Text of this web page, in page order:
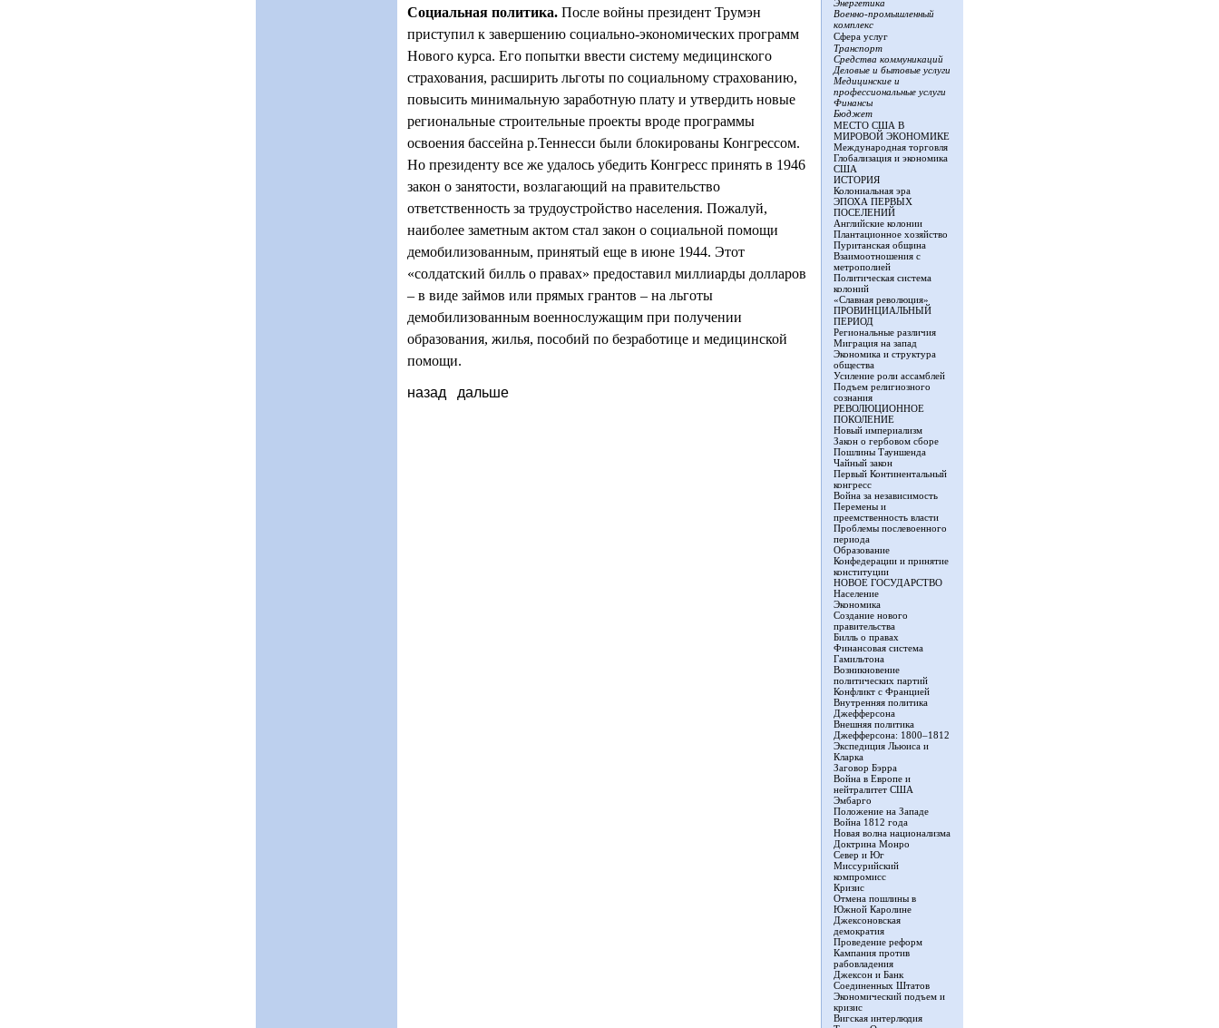
Социальная политика. После войны президент Трумэн
приступил к завершению социально-экономических программ
Нового курса. Его попытки ввести систему медицинского
страхования, расширить льготы по социальному страхованию,
повысить минимальную заработную плату и утвердить новые
региональные строительные проекты вроде программы
освоения бассейна р.Теннесси были блокированы Конгрессом.
Но президенту все же удалось убедить Конгресс принять в 1946
закон о занятости, возлагающий на правительство
ответственность за трудоустройство населения. Пожалуй,
наиболее заметным актом стал закон о социальной помощи
демобилизованным, принятый еще в июне 1944. Этот
«солдатский билль о правах» предоставил миллиарды долларов
– в виде займов или прямых грантов – на льготы
демобилизованным военнослужащим при получении
образования, жилья, пособий по безработице и медицинской
помощи.
назад дальше
Энергетика
Военно-промышленный
комплекс
Сфера услуг
Транспорт
Средства коммуникаций
Деловые и бытовые услуги
Медицинские и
профессиональные услуги
Финансы
Бюджет
МЕСТО США В
МИРОВОЙ ЭКОНОМИКЕ
Международная торговля
Глобализация и экономика
США
ИСТОРИЯ
Колониальная эра
ЭПОХА ПЕРВЫХ
ПОСЕЛЕНИЙ
Английские колонии
Плантационное хозяйство
Пуританская община
Взаимоотношения с
метрополией
Политическая система
колоний
«Славная революция»
ПРОВИНЦИАЛЬНЫЙ
ПЕРИОД
Региональные различия
Миграция на запад
Экономика и структура
общества
Усиление роли ассамблей
Подъем религиозного
сознания
РЕВОЛЮЦИОННОЕ
ПОКОЛЕНИЕ
Новый империализм
Закон о гербовом сборе
Пошлины Тауншенда
Чайный закон
Первый Континентальный
конгресс
Война за независимость
Перемены и
преемственность власти
Проблемы послевоенного
периода
Образование
Конфедерации и принятие
конституции
НОВОЕ ГОСУДАРСТВО
Население
Экономика
Создание нового
правительства
Билль о правах
Финансовая система
Гамильтона
Возникновение
политических партий
Конфликт с Францией
Внутренняя политика
Джефферсона
Внешняя политика
Джефферсона: 1800–1812
Экспедиция Льюиса и
Кларка
Заговор Бэрра
Война в Европе и
нейтралитет США
Эмбарго
Положение на Западе
Война 1812 года
Новая волна национализма
Доктрина Монро
Север и Юг
Миссурийский
компромисс
Кризис
Отмена пошлины в
Южной Каролине
Джексоновская
демократия
Проведение реформ
Кампания против
рабовладения
Джексон и Банк
Соединенных Штатов
Экономический подъем и
кризис
Вигская интерлюдия